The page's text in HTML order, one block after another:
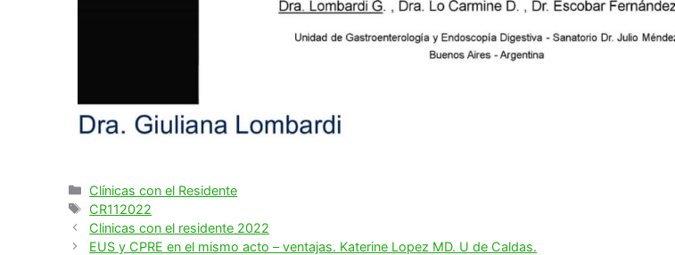
Clínicas con el Residente
CR112022
Clinicas con el residente 2022
EUS y CPRE en el mismo acto – ventajas. Katerine Lopez MD. U de Caldas.